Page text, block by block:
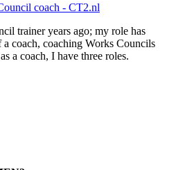
trainer years ago; my role has
coach, coaching Works Councils
a coach, I have three roles.